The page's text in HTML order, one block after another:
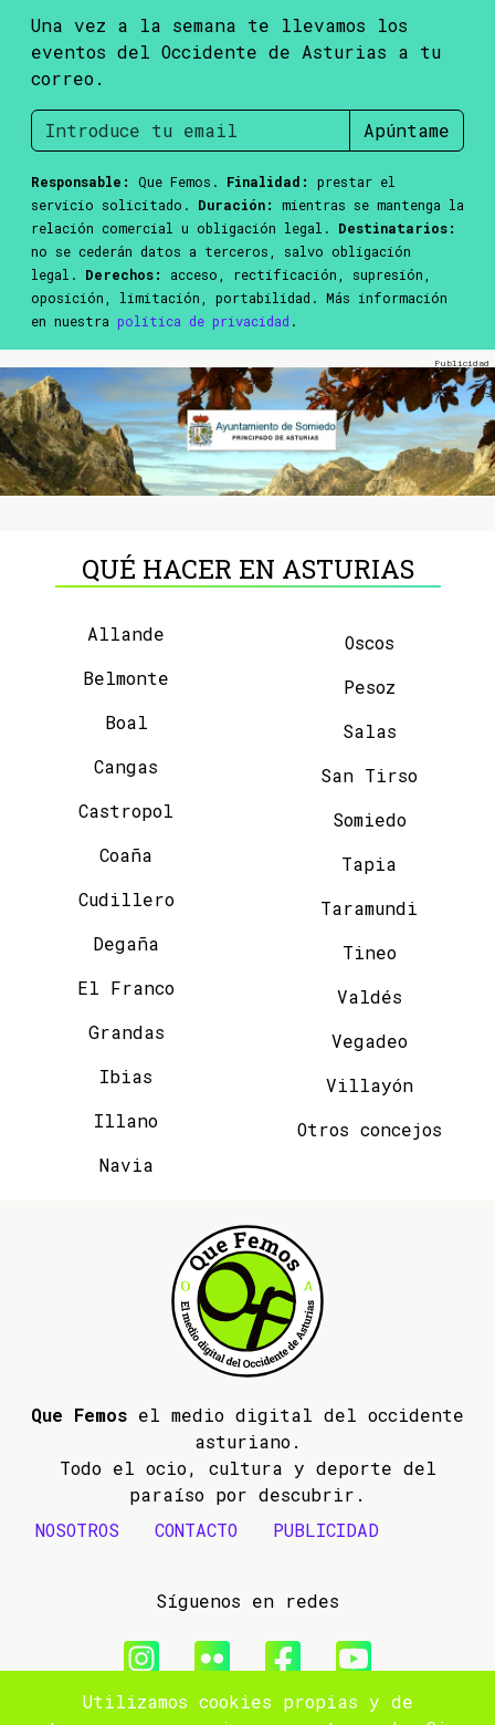
Una vez a la semana te llevamos los
eventos del Occidente de Asturias a tu
correo.
Apúntame
Responsable: Que Femos. Finalidad:
prestar el
servicio solicitado. Duración:
mientras se mantenga la
relación comercial u obligación legal. Destinatarios:
no se cederán datos a terceros, salvo obligación
legal. Derechos:
acceso, rectificación, supresión,
oposición, limitación, portabilidad. Más información
en nuestra política de privacidad .
QUÉ HACER EN ASTURIAS
Allande
Belmonte
Boal
Cangas
Castropol
Coaña
Cudillero
Degaña
El Franco
Grandas
Ibias
Illano
Navia
Oscos
Pesoz
Salas
San Tirso
Somiedo
Tapia
Taramundi
Tineo
Valdés
Vegadeo
Villayón
Otros concejos
Que Femos el medio digital del occidente
asturiano.
Todo el ocio, cultura y deporte del
paraíso por descubrir.
NOSOTROS
CONTACTO PUBLICIDAD
Síguenos en redes
Utilizamos cookies propias y de